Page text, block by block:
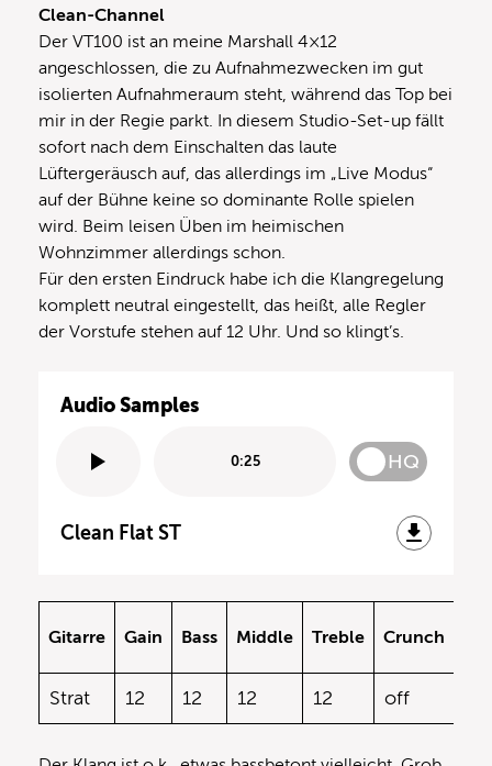
Clean-Channel
Der VT100 ist an meine Marshall 4×12
angeschlossen, die zu Aufnahmezwecken im gut
isolierten Aufnahmeraum steht, während das Top bei
mir in der Regie parkt. In diesem Studio-Set-up fällt
sofort nach dem Einschalten das laute
Lüftergeräusch auf, das allerdings im „Live Modus“
auf der Bühne keine so dominante Rolle spielen
wird. Beim leisen Üben im heimischen
Wohnzimmer allerdings schon.
Für den ersten Eindruck habe ich die Klangregelung
komplett neutral eingestellt, das heißt, alle Regler
der Vorstufe stehen auf 12 Uhr. Und so klingt’s.
Audio Samples
0:25 HQ
Clean Flat ST
Gitarre Gain Bass Middle Treble Crunch
Strat 12 12 12 12 off